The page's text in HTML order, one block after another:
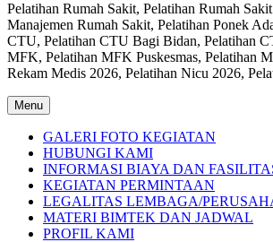
Pelatihan Rumah Sakit, Pelatihan Rumah
Manajemen Rumah Sakit, Pelatihan Ponek
CTU, Pelatihan CTU Bagi Bidan, Pelatihan
MFK, Pelatihan MFK Puskesmas, Pelatihan
Rekam Medis 2026, Pelatihan Nicu 2026,
Menu
GALERI FOTO KEGIATAN
HUBUNGI KAMI
INFORMASI BIAYA DAN
KEGIATAN PERMINTAAN
LEGALITAS LEMBAGA/
MATERI BIMTEK DAN JADWAL
PROFIL KAMI